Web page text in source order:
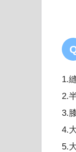
1.
2.
3.
4.
5.